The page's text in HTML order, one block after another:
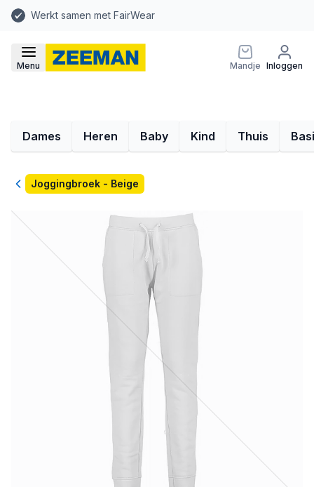
Werkt samen met FairWear
Menu Mandje Inloggen
Dames Heren Baby Kind Thuis
TerugJoggingbroek - Beige